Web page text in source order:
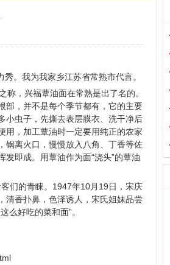
。我为我家乡江苏省常熟市代言。
，兴福蕈油面在常熟是出了名的。
部，并不是每个季节都有，它的主要
小虫子，先撕去表层膜衣、洗干净后
用，加工蕈油时一定要用纯正的农家
锅离火口，慢慢放入八角、丁香等佐
即成。用蕈油作为面“浇头”的蕈油
们的青睐。1947年10月19日，宋庆
清香扑鼻，色泽诱人，宋氏姐妹品尝
么好吃的菜和面”。